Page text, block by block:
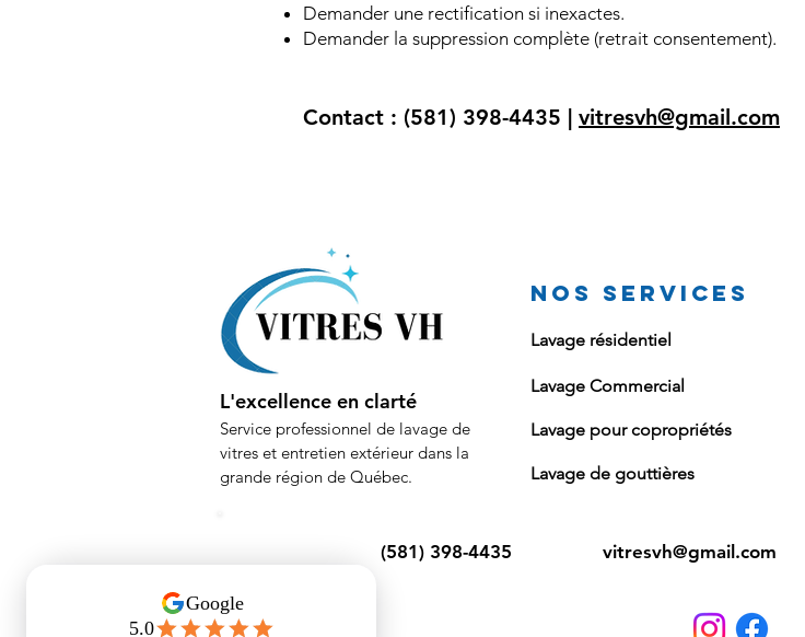
Demander une rectification si inexactes.
Demander la suppression complète (retrait consentement).
Contact : (581) 398-4435 | vitresvh@gmail.com
L'excellence en clarté
Service professionnel de lavage de
vitres et entretien extérieur dans la
grande région de Québec.
Nos services
Lavage résidentiel
Lavage Commercial
Lavage pour copropriétés
Lavage de gouttières
(581) 398-4435 vitresvh@gmail.com